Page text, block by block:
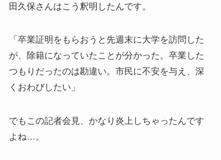
田久保さんはこう釈明したんです。
「卒業証明をもらおうと先週末に大学を訪問した
が、除籍になっていたことが分かった。卒業した
つもりだったのは勘違い。市民に不安を与え、深
くおわびしたい」
でもこの記者会見、かなり炎上しちゃったんです
よね…。